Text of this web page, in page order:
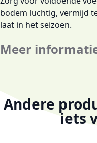
bodem luchtig, vermijd
laat in het seizoen.
Meer
Andere
iets